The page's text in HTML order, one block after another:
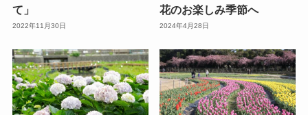
て」
2022年11月30日
花のお楽しみ季節へ
2024年4月28日